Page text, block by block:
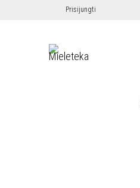
Prisijungti